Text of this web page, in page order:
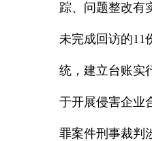
踪、问题整改有
未完成回访的11
统，建立台账实
于开展侵害企业
罪案件刑事裁判